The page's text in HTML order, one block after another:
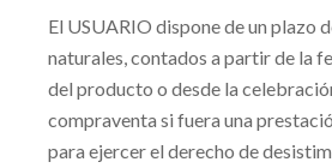
El USUARIO dispone de un plazo
naturales, contados a partir de la
del producto o desde la
compraventa si fuera una
para ejercer el derecho de